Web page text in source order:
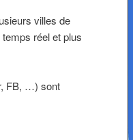
villes de
réel et plus
FB, …) sont